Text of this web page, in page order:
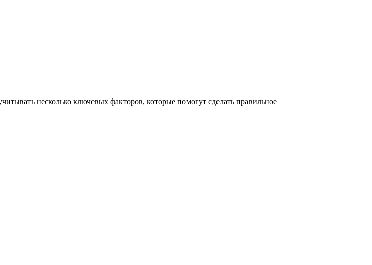
несколько ключевых факторов, которые помогут сделать правильное